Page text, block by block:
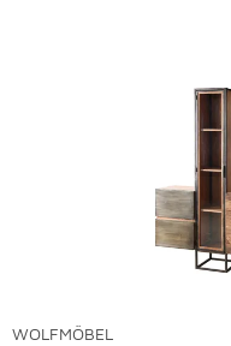
WOLFMÖBEL